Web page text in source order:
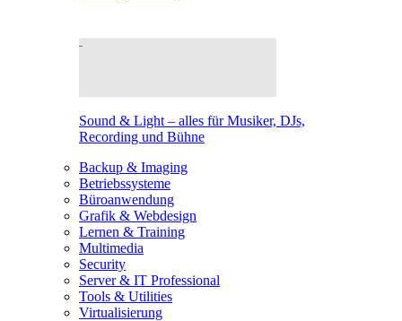
Sound & Light – alles für Musiker, DJs,
Recording und Bühne
Backup & Imaging
Betriebssysteme
Büroanwendung
Grafik & Webdesign
Lernen & Training
Multimedia
Security
Server & IT Professional
Tools & Utilities
Virtualisierung